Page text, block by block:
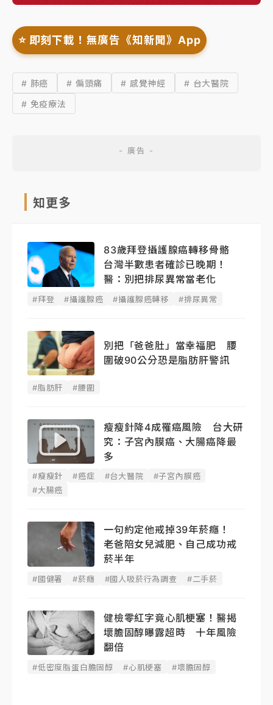
⭐️ 即刻下載！無廣告《知新聞》App
# 肺癌 # 偏頭痛 # 感覺神經
# 台大醫院
# 免疫療法
知更多
83歲拜登攝護腺癌轉移骨骼
台灣半數患者確診已晚期！
醫：別把排尿異常當老化
#拜登 #攝護腺癌 #攝護腺癌轉移 #排尿異常
別把「爸爸肚」當幸福肥 腰
圍破90公分恐是脂肪肝警訊
#脂肪肝 #腰圍
瘦瘦針降4成罹癌風險 台大研
究：子宮內膜癌、大腸癌降最
多
#瘦瘦針 #癌症 #台大醫院
#子宮內膜癌
#大腸癌
一句約定他戒掉39年菸癮！
老爸陪女兒減肥、自己成功戒
菸半年
#國健署 #菸癮 #國人吸菸行為調查 #二手菸
健檢零紅字竟心肌梗塞！醫揭
壞膽固醇曝露超時 十年風險
翻倍
#低密度脂蛋白膽固醇 #心肌梗塞 #壞膽固醇